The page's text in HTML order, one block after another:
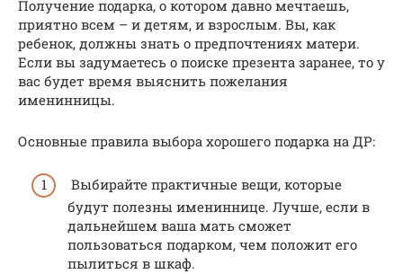
Получение подарка, о котором давно мечтаешь,
приятно всем – и детям, и взрослым. Вы, как
ребенок, должны знать о предпочтениях матери.
Если вы задумаетесь о поиске презента заранее, то у
вас будет время выяснить пожелания
именинницы.
Основные правила выбора хорошего подарка на ДР:
Выбирайте практичные вещи, которые
будут полезны имениннице. Лучше, если в
дальнейшем ваша мать сможет
пользоваться подарком, чем положит его
пылиться в шкаф.